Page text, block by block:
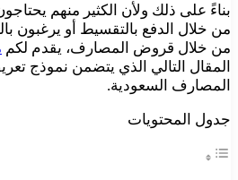
بناءً على ذلك ولأن الكثير منهم
من خلال الدفع بالتقسيط أو يرغبون
من خلال قروض المصارف، يقدم لكم
المقال التالي الذي يتضمن نموذج
المصارف السعودية.
جدول المحتويات